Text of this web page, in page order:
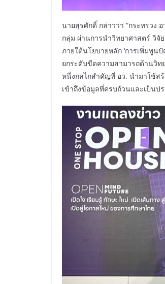
นายสุรศักดิ์ กล่าวว่า “กระทรวง
กลุ่ม ผ่านการนำวิทยาศาสตร์ วิจั
ภายใต้นโยบายหลัก ‘การเพิ่มพู
ยกระดับขีดความสามารถด้านวิท
หนึ่งกลไกสำคัญที่ อว. นำมาใช้ส
เข้าถึงข้อมูลที่ครบถ้วนและเป็นป